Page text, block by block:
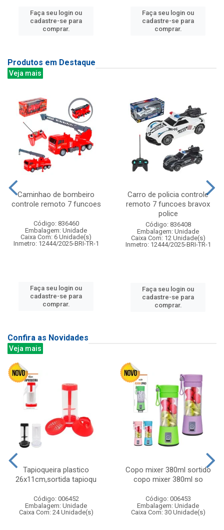
Faça seu login ou
cadastre-se para
comprar.
Faça seu login ou
cadastre-se para
comprar.
Produtos em Destaque
Veja mais
Caminhao de bombeiro
controle remoto 7 funcoes
Código: 836460
Embalagem: Unidade
Caixa Com: 6 Unidade(s)
Inmetro: 12444/2025-BRI-TR-1
Faça seu login ou
cadastre-se para
comprar.
Carro de policia controle
remoto 7 funcoes bravox
police
Código: 836408
Embalagem: Unidade
Caixa Com: 12 Unidade(s)
Inmetro: 12444/2025-BRI-TR-1
Faça seu login ou
cadastre-se para
comprar.
Confira as Novidades
Veja mais
Tapioqueira plastico
26x11cm,sortida tapioqu
Código: 006452
Embalagem: Unidade
Caixa Com: 24 Unidade(s)
Copo mixer 380ml sortido
copo mixer 380ml so
Código: 006453
Embalagem: Unidade
Caixa Com: 30 Unidade(s)